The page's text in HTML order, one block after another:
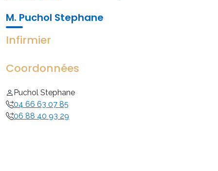
M. Puchol Stephane
Infirmier
Coordonnées
Puchol Stephane
04 66 63 07 85
06 88 40 93 29